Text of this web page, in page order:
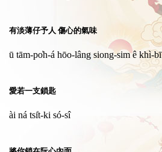
有淡薄仔予人 傷心的氣味
ū tām-po̍h-á hōo-lâng siong-sim ê khì-bī
愛若一支鎖匙
ài ná tsi̍t-ki só-sî